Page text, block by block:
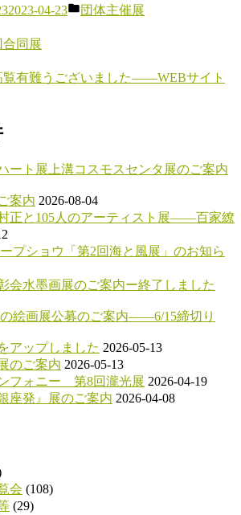
2023-04-23
カ
ー:
団体主催展
合同展
覧有難うございました――WEBサイト
ート展上溝コスモスセンタ展のご案内
案内 2026-08-04
正と105人のアーティスト展――百家繚
プショウ「第2回海と風展」のお知ら
会水墨画展のご案内ー終了しました
絵画展公募のご案内――6/15締切り
アップしました 2026-05-13
のご案内 2026-05-13
フォニー 第8回瀧光展 2026-04-19
座発』展のご案内 2026-04-08
会 (108)
(29)